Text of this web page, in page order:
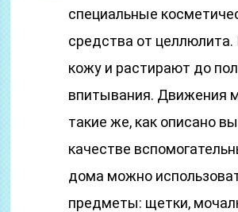
специальные
средства от целлюлита.
кожу и растирают до
впитывания. Движения
такие же, как описано
качестве
дома можно
предметы: щетки,